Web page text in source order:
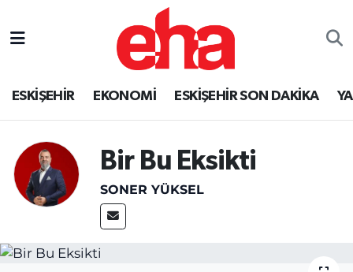
ESKİŞEHİR EKONOMİ ESKİŞEHİR SON DAKİKA
Bir Bu Eksikti
SONER YÜKSEL